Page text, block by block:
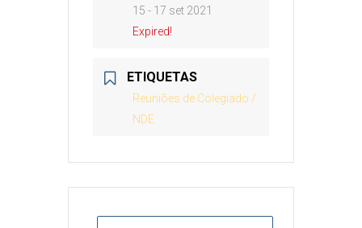
15 - 17 set 2021
Expired!
ETIQUETAS
Reuniões de Colegiado /
NDE